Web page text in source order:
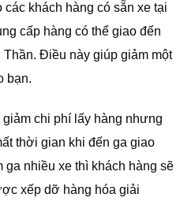
khách hàng có sẵn xe tại
cấp hàng có thể giao đến
Điều này giúp giảm một
bạn.
chi phí lấy hàng nhưng
thời gian khi đến ga giao
nhiều xe thì khách hàng sẽ
xếp dỡ hàng hóa giải